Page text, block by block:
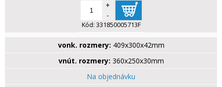
+
-
Kód: 331850005713F
vonk. rozmery: 409x300x42mm
vnút. rozmery: 360x250x30mm
Na objednávku